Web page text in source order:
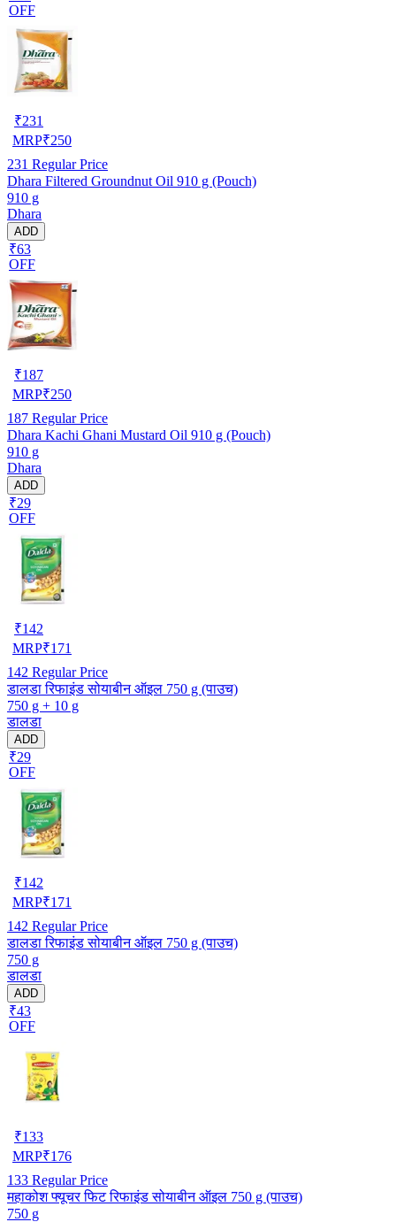
OFF
₹231
MRP₹250
231 Regular Price
Dhara Filtered Groundnut Oil 910 g (Pouch)
910 g
Dhara
ADD
₹63
OFF
₹187
MRP₹250
187 Regular Price
Dhara Kachi Ghani Mustard Oil 910 g (Pouch)
910 g
Dhara
ADD
₹29
OFF
₹142
MRP₹171
142 Regular Price
डालडा रिफाइंड सोयाबीन ऑइल 750 g (पाउच)
750 g + 10 g
डालडा
ADD
₹29
OFF
₹142
MRP₹171
142 Regular Price
डालडा रिफाइंड सोयाबीन ऑइल 750 g (पाउच)
750 g
डालडा
ADD
₹43
OFF
₹133
MRP₹176
133 Regular Price
महाकोश फ्यूचर फिट रिफाइंड सोयाबीन ऑइल 750 g (पाउच)
750 g